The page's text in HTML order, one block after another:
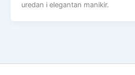
uredan i elegantan manikir.